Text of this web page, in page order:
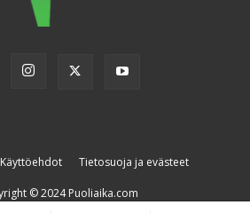
Käyttöehdot Tietosuoja ja evästeet
© 2024 Puoliaika.com